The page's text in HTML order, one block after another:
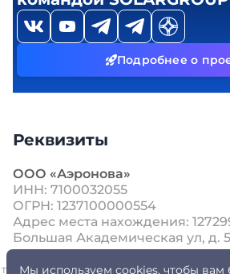
Мы используем cookies, чтобы вам
Подробнее о
Реквизиты
ООО «Аэронова»
ИНН: 7100032055
ОГРН: 1237100000554
Адрес места нахождения:
Большая Академическая ул, д.
This site is protected by reCAPTCHA and the Google